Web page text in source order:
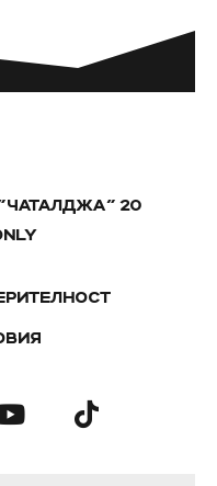
"ЧАТАЛДЖА" 20